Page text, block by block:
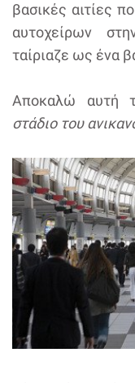
βασικές αιτίες
αυτοχείρων
ταίριαζε ως ένα
Αποκαλώ αυτή
στάδιο του